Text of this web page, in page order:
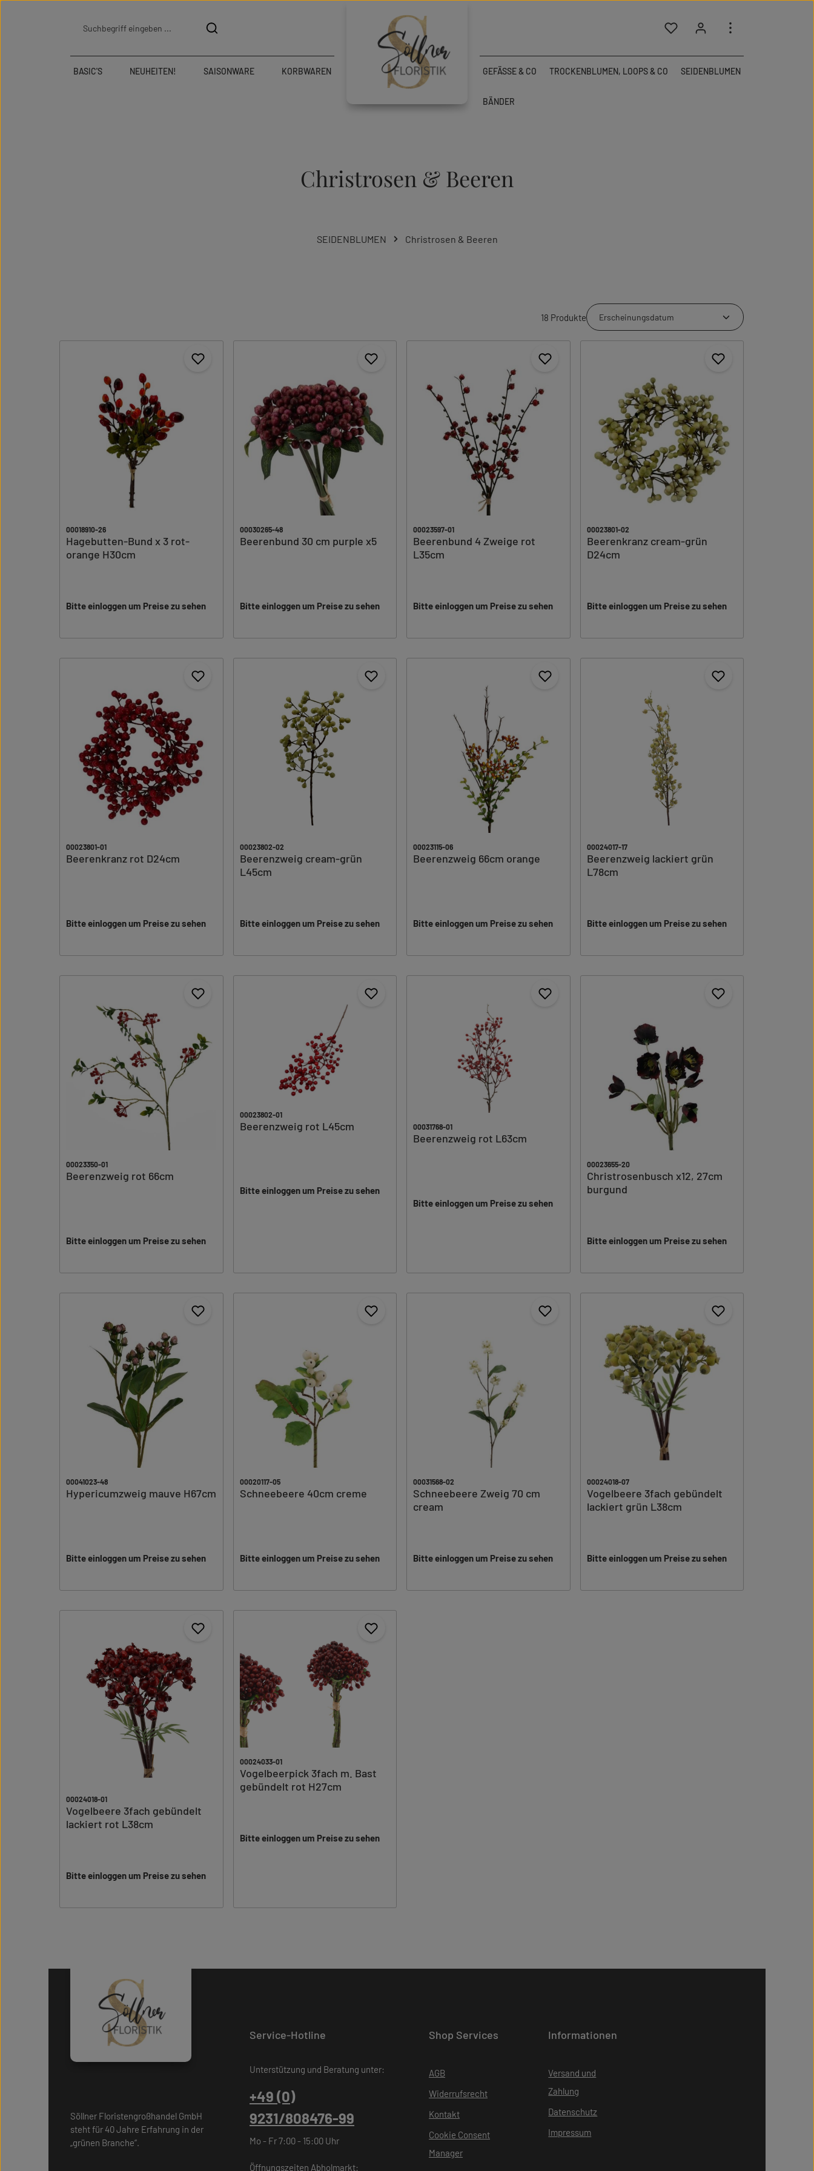
Du hast 0 Produkte auf dem Merkzettel
BASIC'S NEUHEITEN! SAISONWARE KORBWAREN GEFÄSSE & CO TROCKENBLUMEN, LOOPS & CO SEIDENBLUMEN
BÄNDER
Christrosen & Beeren
SEIDENBLUMEN Christrosen & Beeren
18 Produkte
00018910-26
Hagebutten-Bund x 3 rot-
orange H30cm
Bitte einloggen um Preise zu sehen
00030265-48
Beerenbund 30 cm purple x5
Bitte einloggen um Preise zu sehen
00023597-01
Beerenbund 4 Zweige rot
L35cm
Bitte einloggen um Preise zu sehen
00023801-02
Beerenkranz cream-grün
D24cm
Bitte einloggen um Preise zu sehen
00023801-01
Beerenkranz rot D24cm
Bitte einloggen um Preise zu sehen
00023802-02
Beerenzweig cream-grün
L45cm
Bitte einloggen um Preise zu sehen
00023115-06
Beerenzweig 66cm orange
Bitte einloggen um Preise zu sehen
00024017-17
Beerenzweig lackiert grün
L78cm
Bitte einloggen um Preise zu sehen
00023350-01
Beerenzweig rot 66cm
Bitte einloggen um Preise zu sehen
00023802-01
Beerenzweig rot L45cm
Bitte einloggen um Preise zu sehen
00031768-01
Beerenzweig rot L63cm
Bitte einloggen um Preise zu sehen
00023655-20
Christrosenbusch x12, 27cm
burgund
Bitte einloggen um Preise zu sehen
00041023-48
Hypericumzweig mauve H67cm
Bitte einloggen um Preise zu sehen
00020117-05
Schneebeere 40cm creme
Bitte einloggen um Preise zu sehen
00031568-02
Schneebeere Zweig 70 cm
cream
Bitte einloggen um Preise zu sehen
00024018-07
Vogelbeere 3fach gebündelt
lackiert grün L38cm
Bitte einloggen um Preise zu sehen
00024018-01
Vogelbeere 3fach gebündelt
lackiert rot L38cm
Bitte einloggen um Preise zu sehen
00024033-01
Vogelbeerpick 3fach m. Bast
gebündelt rot H27cm
Bitte einloggen um Preise zu sehen
Söllner Floristengroßhandel GmbH
steht für 40 Jahre Erfahrung in der
„grünen Branche“.
Service-Hotline
Unterstützung und Beratung unter:
+49 (0)
9231/808476-99
Mo - Fr 7:00 - 15:00 Uhr
Öffnungszeiten Abholmarkt:
Shop Services
AGB
Widerrufsrecht
Kontakt
Cookie Consent
Manager
Informationen
Versand und
Zahlung
Datenschutz
Impressum